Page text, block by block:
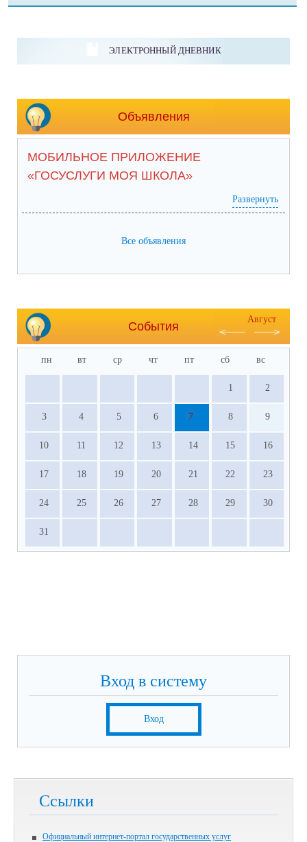
ЭЛЕКТРОННЫЙ ДНЕВНИК
Объявления
МОБИЛЬНОЕ ПРИЛОЖЕНИЕ
«ГОСУСЛУГИ МОЯ ШКОЛА»
Развернуть
Все объявления
События
Август
пн вт ср чт пт сб вс
1 2
3 4 5 6 7 8 9
10 11 12 13 14 15 16
17 18 19 20 21 22 23
24 25 26 27 28 29 30
31
Вход в систему
Вход
Ссылки
Официальный интернет-портал государственных услуг